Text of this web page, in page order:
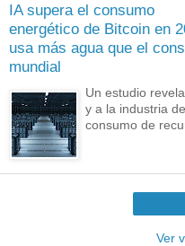
IA supera el consumo
energético de Bitcoin en
usa más agua que el
mundial
Un estudio
y a la industria
consumo de
Ver